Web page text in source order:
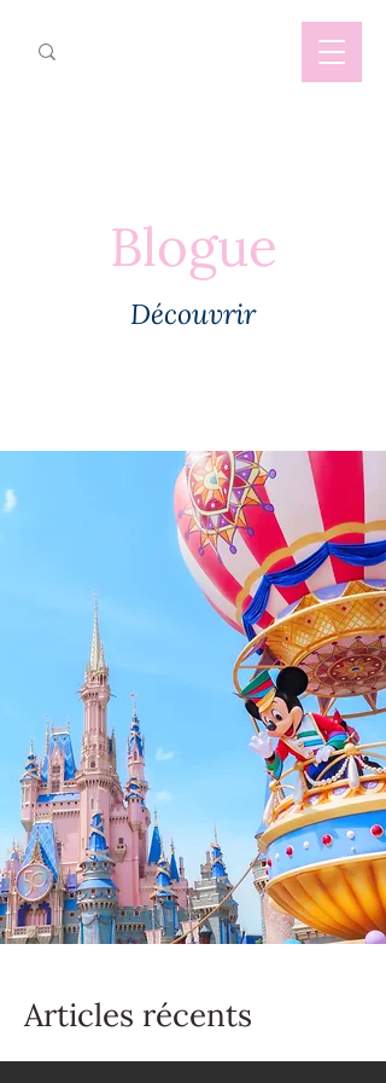
Blogue
Découvrir
Articles récents